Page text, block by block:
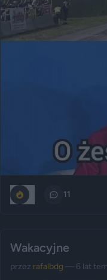
11
Wakacyjne
przez rafalbdg — 6 lat